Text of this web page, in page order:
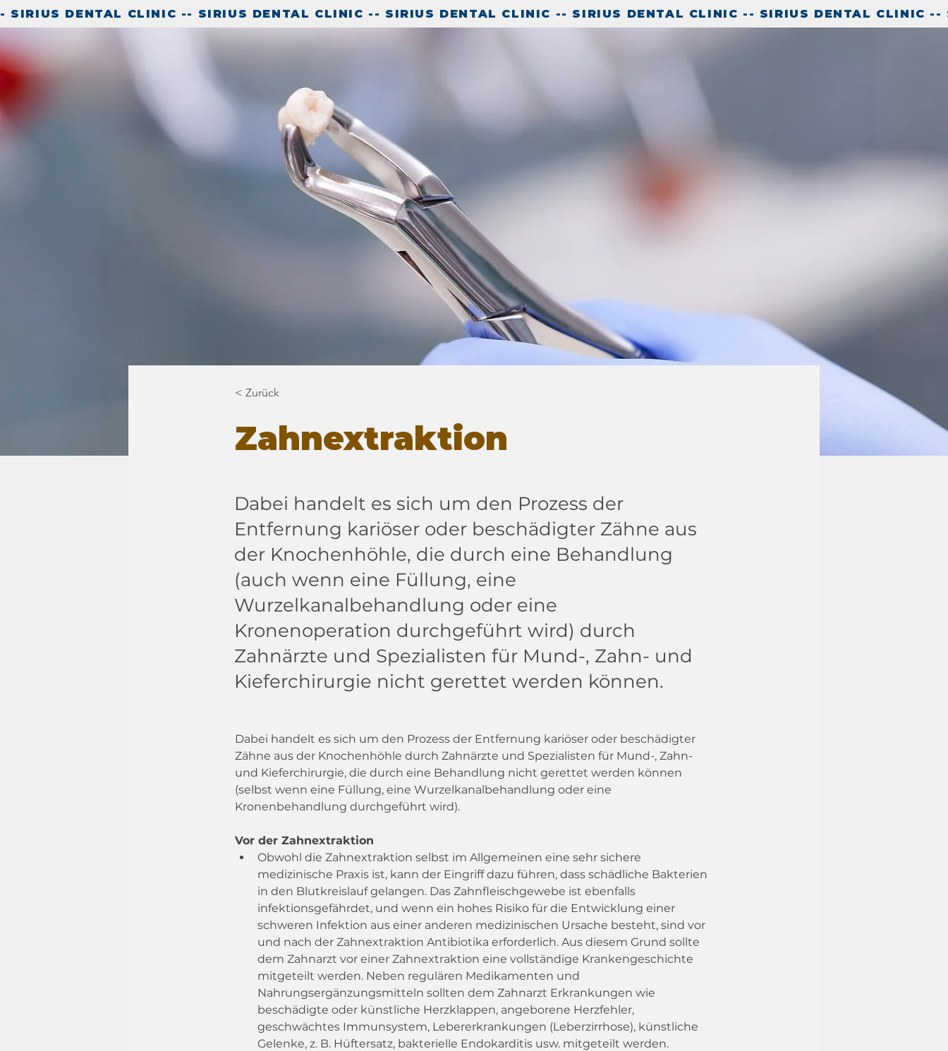
- SIRIUS DENTAL CLINIC -
< Zurück
Zahnextraktion
Dabei handelt es sich um den Prozess der
Entfernung kariöser oder beschädigter Zähne aus
der Knochenhöhle, die durch eine Behandlung
(auch wenn eine Füllung, eine
Wurzelkanalbehandlung oder eine
Kronenoperation durchgeführt wird) durch
Zahnärzte und Spezialisten für Mund-, Zahn- und
Kieferchirurgie nicht gerettet werden können.
Dabei handelt es sich um den Prozess der Entfernung kariöser oder beschädigter
Zähne aus der Knochenhöhle durch Zahnärzte und Spezialisten für Mund-, Zahn-
und Kieferchirurgie, die durch eine Behandlung nicht gerettet werden können
(selbst wenn eine Füllung, eine Wurzelkanalbehandlung oder eine
Kronenbehandlung durchgeführt wird).
Vor der Zahnextraktion
Obwohl die Zahnextraktion selbst im Allgemeinen eine sehr sichere
medizinische Praxis ist, kann der Eingriff dazu führen, dass schädliche Bakterien
in den Blutkreislauf gelangen. Das Zahnfleischgewebe ist ebenfalls
infektionsgefährdet, und wenn ein hohes Risiko für die Entwicklung einer
schweren Infektion aus einer anderen medizinischen Ursache besteht, sind vor
und nach der Zahnextraktion Antibiotika erforderlich. Aus diesem Grund sollte
dem Zahnarzt vor einer Zahnextraktion eine vollständige Krankengeschichte
mitgeteilt werden. Neben regulären Medikamenten und
Nahrungsergänzungsmitteln sollten dem Zahnarzt Erkrankungen wie
beschädigte oder künstliche Herzklappen, angeborene Herzfehler,
geschwächtes Immunsystem, Lebererkrankungen (Leberzirrhose), künstliche
Gelenke, z. B. Hüftersatz, bakterielle Endokarditis usw. mitgeteilt werden.